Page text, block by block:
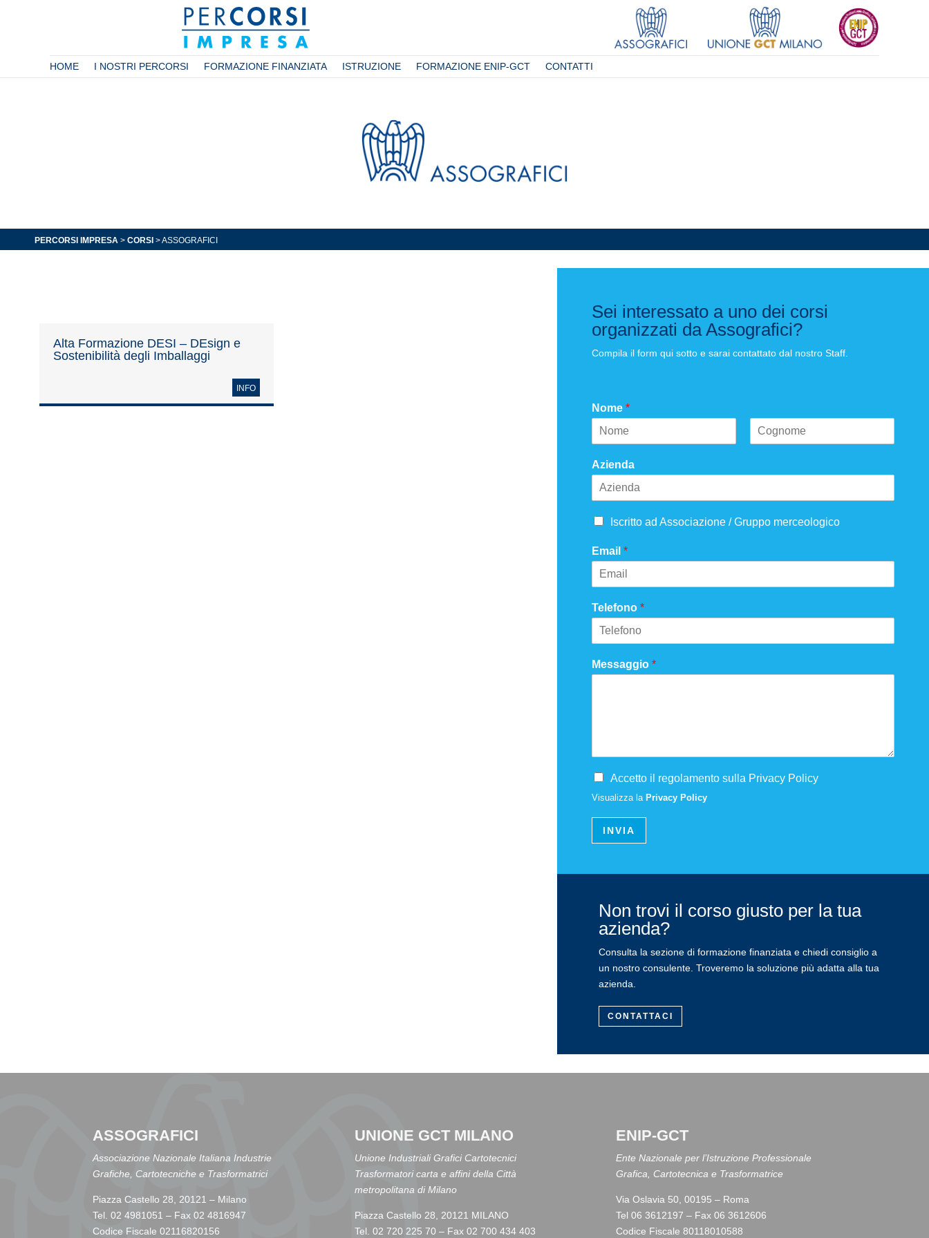
HOME I NOSTRI PERCORSI FORMAZIONE FINANZIATA ISTRUZIONE FORMAZIONE ENIP-GCT CONTATTI
PERCORSI IMPRESA > CORSI >ASSOGRAFICI
Alta Formazione DESI – DEsign e
Sostenibilità degli Imballaggi
INFO
Sei interessato a uno dei corsi
organizzati da Assografici?
Compila il form qui sotto e sarai contattato dal nostro Staff.
Nome*
Azienda
Iscritto ad Associazione / Gruppo merceologico
Email*
Telefono*
Messaggio*
Accetto il regolamento sulla Privacy Policy
Visualizza la Privacy Policy
INVIA
Non trovi il corso giusto per la tua
azienda?
Consulta la sezione di formazione finanziata e chiedi consiglio a
un nostro consulente. Troveremo la soluzione più adatta alla tua
azienda.
CONTATTACI
ASSOGRAFICI
Associazione Nazionale Italiana Industrie
Grafiche, Cartotecniche e Trasformatrici
Piazza Castello 28, 20121 – Milano
Tel. 02 4981051 – Fax 02 4816947
Codice Fiscale 02116820156
UNIONE GCT MILANO
Unione Industriali Grafici Cartotecnici
Trasformatori carta e affini della Città
metropolitana di Milano
Piazza Castello 28, 20121 MILANO
Tel. 02 720 225 70 – Fax 02 700 434 403
ENIP-GCT
Ente Nazionale per l’Istruzione Professionale
Grafica, Cartotecnica e Trasformatrice
Via Oslavia 50, 00195 – Roma
Tel 06 3612197 – Fax 06 3612606
Codice Fiscale 80118010588